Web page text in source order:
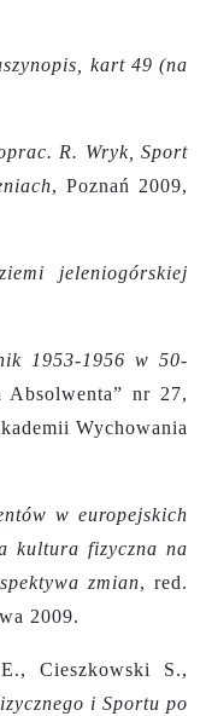
kart 49 (na
R. Wryk, Sport
, Poznań 2009,
jeleniogórskiej
1953-1956 w 50-
Absolwenta” nr 27,
Wychowania
w europejskich
kultura fizyczna na
zmian, red.
2009.
Cieszkowski S.,
i Sportu po